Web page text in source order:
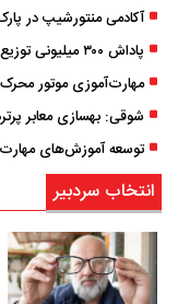
انتخاب سردبیر